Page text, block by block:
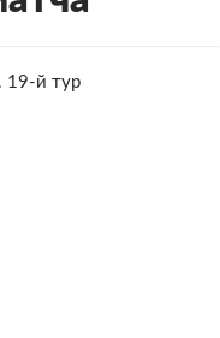
19-й тур